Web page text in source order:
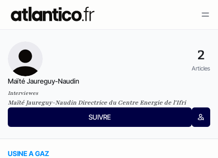
2
Articles
Maïté Jaureguy-Naudin
Interviewes
Maïté Jaureguy-Naudin Directrice du Centre Energie de l'Ifri
SUIVRE
USINE A GAZ